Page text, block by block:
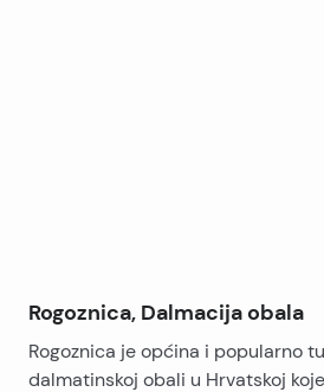
Rogoznica, Dalmacija obala
Rogoznica je općina i popularno
dalmatinskoj obali u Hrvatskoj